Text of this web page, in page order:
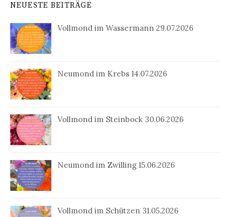
NEUESTE BEITRÄGE
Vollmond im Wassermann 29.07.2026
Neumond im Krebs 14.07.2026
Vollmond im Steinbock 30.06.2026
Neumond im Zwilling 15.06.2026
Vollmond im Schützen 31.05.2026